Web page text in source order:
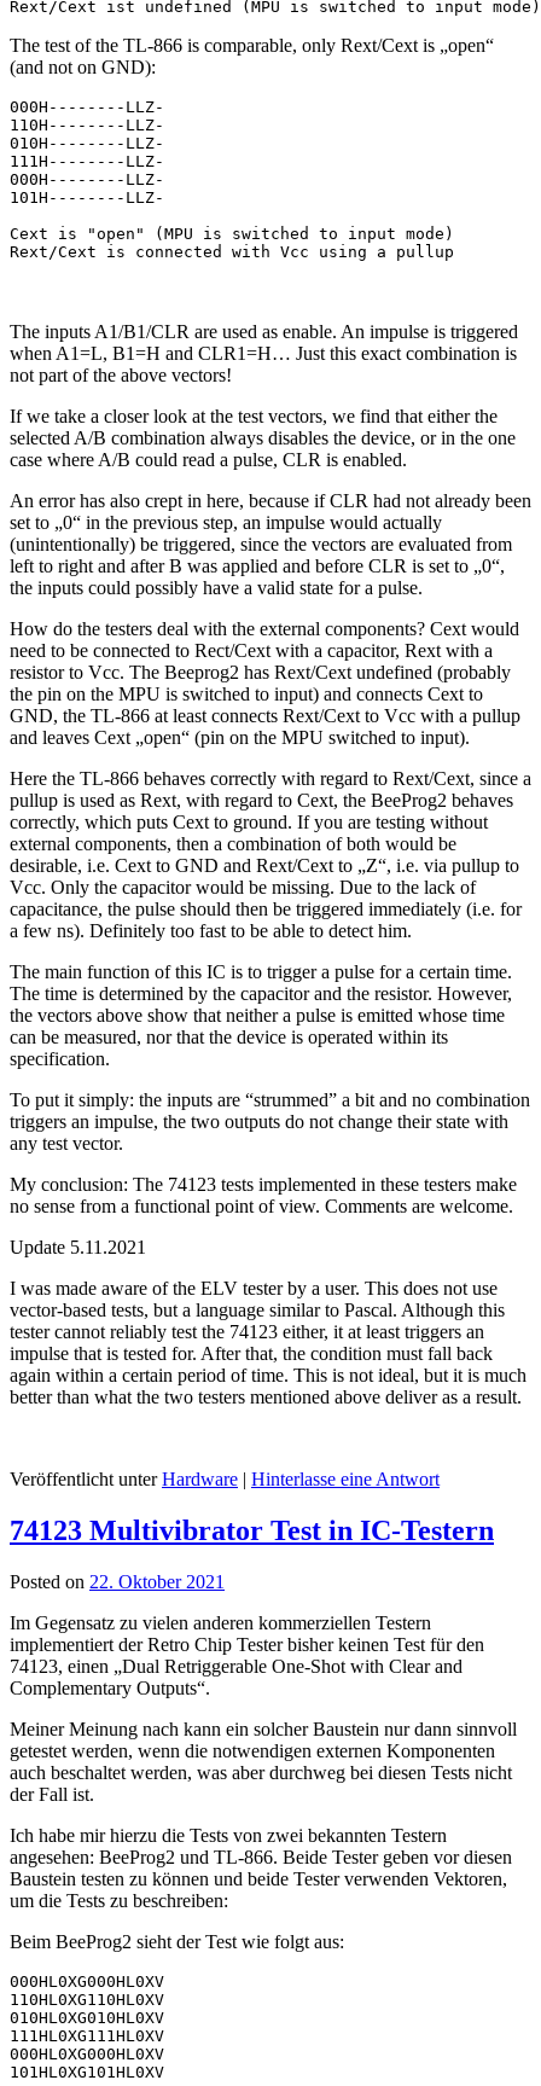
The test of the TL-866 is comparable, only Rext/Cext is „open“
(and not on GND):
000H--------LLZ-
110H--------LLZ-
010H--------LLZ-
111H--------LLZ-
000H--------LLZ-
101H--------LLZ-
Cext is "open" (MPU is switched to input mode)
The inputs A1/B1/CLR are used as enable. An impulse is triggered
when A1=L, B1=H and CLR1=H… Just this exact combination is
not part of the above vectors!
If we take a closer look at the test vectors, we find that either the
selected A/B combination always disables the device, or in the one
case where A/B could read a pulse, CLR is enabled.
An error has also crept in here, because if CLR had not already been
set to „0“ in the previous step, an impulse would actually
(unintentionally) be triggered, since the vectors are evaluated from
left to right and after B was applied and before CLR is set to „0“,
the inputs could possibly have a valid state for a pulse.
How do the testers deal with the external components? Cext would
need to be connected to Rect/Cext with a capacitor, Rext with a
resistor to Vcc. The Beeprog2 has Rext/Cext undefined (probably
the pin on the MPU is switched to input) and connects Cext to
GND, the TL-866 at least connects Rext/Cext to Vcc with a pullup
and leaves Cext „open“ (pin on the MPU switched to input).
Here the TL-866 behaves correctly with regard to Rext/Cext, since a
pullup is used as Rext, with regard to Cext, the BeeProg2 behaves
correctly, which puts Cext to ground. If you are testing without
external components, then a combination of both would be
desirable, i.e. Cext to GND and Rext/Cext to „Z“, i.e. via pullup to
Vcc. Only the capacitor would be missing. Due to the lack of
capacitance, the pulse should then be triggered immediately (i.e. for
a few ns). Definitely too fast to be able to detect him.
The main function of this IC is to trigger a pulse for a certain time.
The time is determined by the capacitor and the resistor. However,
the vectors above show that neither a pulse is emitted whose time
can be measured, nor that the device is operated within its
specification.
To put it simply: the inputs are “strummed” a bit and no combination
triggers an impulse, the two outputs do not change their state with
any test vector.
My conclusion: The 74123 tests implemented in these testers make
no sense from a functional point of view. Comments are welcome.
Update 5.11.2021
I was made aware of the ELV tester by a user. This does not use
vector-based tests, but a language similar to Pascal. Although this
tester cannot reliably test the 74123 either, it at least triggers an
impulse that is tested for. After that, the condition must fall back
again within a certain period of time. This is not ideal, but it is much
better than what the two testers mentioned above deliver as a result.
Veröffentlicht unterHardware | Hinterlasse eine Antwort
74123 Multivibrator Test in IC-Testern
Posted on 22. Oktober 2021
Im Gegensatz zu vielen anderen kommerziellen Testern
implementiert der Retro Chip Tester bisher keinen Test für den
74123, einen „Dual Retriggerable One-Shot with Clear and
Complementary Outputs“.
Meiner Meinung nach kann ein solcher Baustein nur dann sinnvoll
getestet werden, wenn die notwendigen externen Komponenten
auch beschaltet werden, was aber durchweg bei diesen Tests nicht
der Fall ist.
Ich habe mir hierzu die Tests von zwei bekannten Testern
angesehen: BeeProg2 und TL-866. Beide Tester geben vor diesen
Baustein testen zu können und beide Tester verwenden Vektoren,
um die Tests zu beschreiben:
Beim BeeProg2 sieht der Test wie folgt aus:
000HL0XG000HL0XV
110HL0XG110HL0XV
010HL0XG010HL0XV
111HL0XG111HL0XV
000HL0XG000HL0XV
101HL0XG101HL0XV